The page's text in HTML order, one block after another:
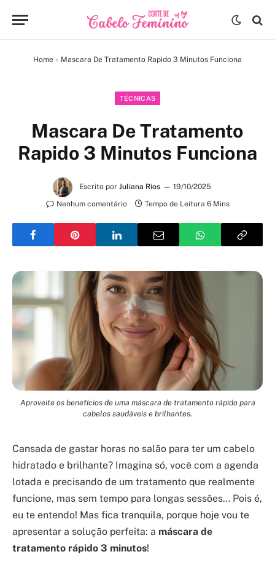
Home » Mascara De Tratamento Rapido 3 Minutos Funciona
TÉCNICAS
Mascara De Tratamento
Rapido 3 Minutos Funciona
Escrito por Juliana Rios
19/10/2025
Nenhum comentário
Tempo de Leitura 6 Mins
Aproveite os benefícios de uma máscara de tratamento rápido para
cabelos saudáveis e brilhantes.
Cansada de gastar horas no salão para ter um cabelo
hidratado e brilhante? Imagina só, você com a agenda
lotada e precisando de um tratamento que realmente
funcione, mas sem tempo para longas sessões… Pois é,
eu te entendo! Mas fica tranquila, porque hoje vou te
apresentar a solução perfeita: a máscara de
tratamento rápido 3 minutos!